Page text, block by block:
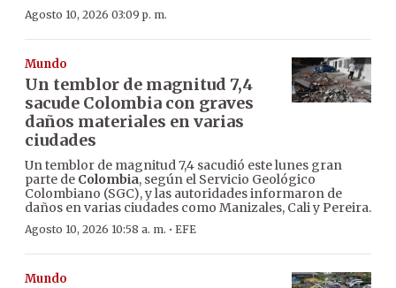
Agosto 10, 2026 03:09 p. m.
Mundo
Un temblor de magnitud 7,4
sacude Colombia con graves
daños materiales en varias
ciudades
Un temblor de magnitud 7,4 sacudió este lunes gran
parte de Colombia, según el Servicio Geológico
Colombiano (SGC), y las autoridades informaron de
daños en varias ciudades como Manizales, Cali y Pereira.
Agosto 10, 2026 10:58 a. m. · EFE
Mundo